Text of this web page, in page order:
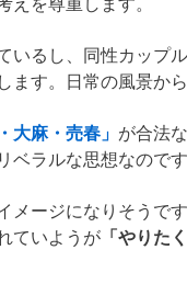
いるし、同性カップ
ます。日常の風景か
大麻・売春」 が合法
ベラルな思想なのです
メージになりそうで
ていようが 「やりた